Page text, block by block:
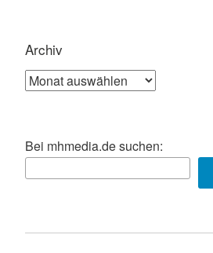
Archiv
Archiv
Bei mhmedia.de suchen: